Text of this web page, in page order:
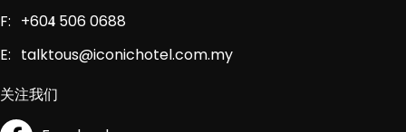
F: +604 506 0688
E: talktous@iconichotel.com.my
关注我们